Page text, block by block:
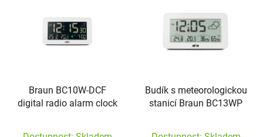
Braun BC10W-DCF
digital radio alarm clock
Budík s meteorologickou
stanicí Braun BC13WP